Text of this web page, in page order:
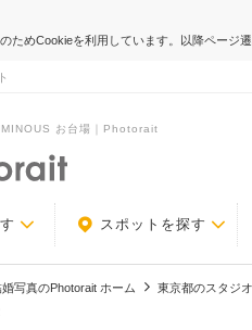
ためCookieを利用しています。以降ページ
お台場｜Photorait
スポットを探す
写真のPhotorait ホーム 東京都のスタジオ